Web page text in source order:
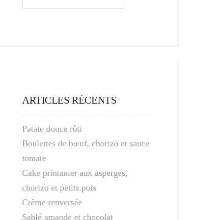
ARTICLES RÉCENTS
Patate douce rôti
Boulettes de bœuf, chorizo et sauce
tomate
Cake printanier aux asperges,
chorizo et petits pois
Crême renversée
Sablé amande et chocolat